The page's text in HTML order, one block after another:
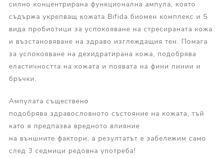
силно концентрирана функционална ампула, която
съдържа укрепващ кожата Bifida биомен комплекс и 5
вида пробиотици за успокояване на стресираната кожа
и възстановяване на здраво изглеждащия тен. Помага
за успокояване на дехидратирана кожа, подобрява
еластичността на кожата и появата на фини линии и
бръчки.
Ампулата съществено
подобрява здравословното състояние на кожата, тъй
като я предпазва вредното влияние
на външните фактори, а резултатът е забележим само
след 3 седмици редовна употреба!